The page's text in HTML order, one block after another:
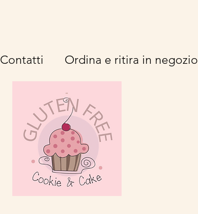
Contatti Ordina e ritira in negozio